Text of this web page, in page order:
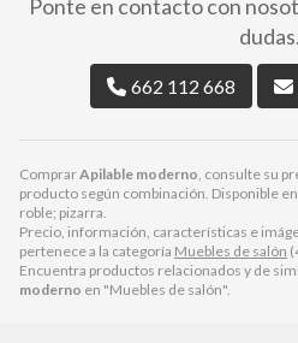
ComprarApilable moderno , consulte su
producto según combinación. Disponible
roble; pizarra.
Precio, información, características e
pertenece a la categoría Muebles de salón
Encuentra productos relacionados y de
moderno en "Muebles de salón".
Ponte en contacto con
dudas.
662 112 668